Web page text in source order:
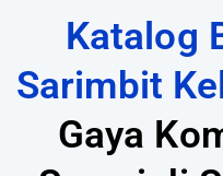
Katalog
Sarimbit
Gaya